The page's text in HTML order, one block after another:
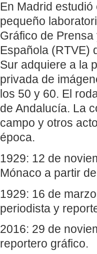
En Madrid
pequeño
Gráfico de
Española (RTVE)
Sur adquiere a la
privada de
los 50 y 60. El
de Andalucía. La
campo y otros
época.
1929: 12 de
Mónaco a partir
1929: 16 de
periodista y
2016: 29 de
reportero gráfico.